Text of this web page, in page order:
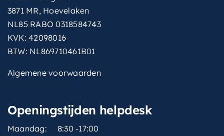
3871 MR, Hoevelaken
NL85 RABO 0318584743
KVK: 42098016
BTW: NL869710461B01
Algemene voorwaarden
Openingstijden helpdesk
Maandag:
8:30 -17:00